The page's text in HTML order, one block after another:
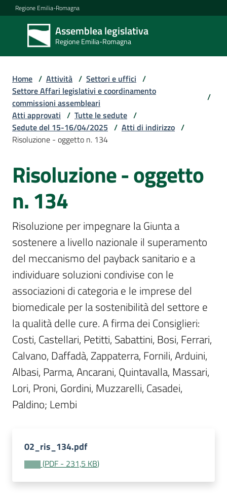
Vai al contenuto
Vai alla navigazione
Vai al footer
Regione Emilia-Romagna
Assemblea legislativa
Regione Emilia-Romagna
Assemblea
legislativa
Regione Emilia-
Assemblea
Per
i
media
Per
i
cittadini
Home / Attività / Settori e uffici /
Settore Affari legislativi e coordinamento
commissioni assembleari
/
Atti approvati / Tutte le sedute /
Sedute del 15-16/04/2025 / Atti di indirizzo /
Risoluzione - oggetto n. 134
Risoluzione - oggetto
n. 134
Risoluzione per impegnare la Giunta a
sostenere a livello nazionale il superamento
del meccanismo del payback sanitario e a
individuare soluzioni condivise con le
associazioni di categoria e le imprese del
biomedicale per la sostenibilità del settore e
la qualità delle cure. A firma dei Consiglieri:
Costi, Castellari, Petitti, Sabattini, Bosi, Ferrari,
Calvano, Daffadà, Zappaterra, Fornili, Arduini,
Albasi, Parma, Ancarani, Quintavalla, Massari,
Lori, Proni, Gordini, Muzzarelli, Casadei,
Paldino; Lembi
02_ris_134.pdf
(PDF - 231,5 KB)